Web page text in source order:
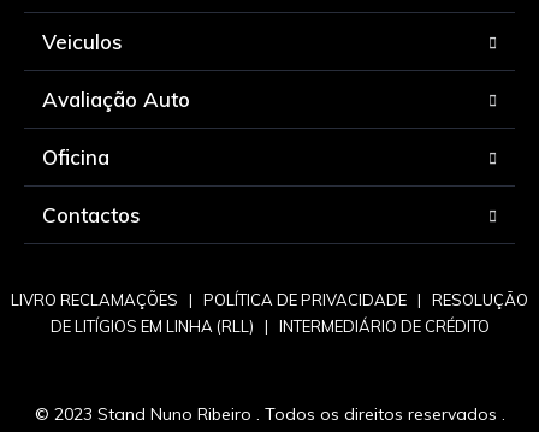
Veiculos
Avaliação Auto
Oficina
Contactos
LIVRO RECLAMAÇÕES | POLÍTICA DE PRIVACIDADE | RESOLUÇÃO
DE LITÍGIOS EM LINHA (RLL) | INTERMEDIÁRIO DE CRÉDITO
© 2023 Stand Nuno Ribeiro . Todos os direitos reservados .